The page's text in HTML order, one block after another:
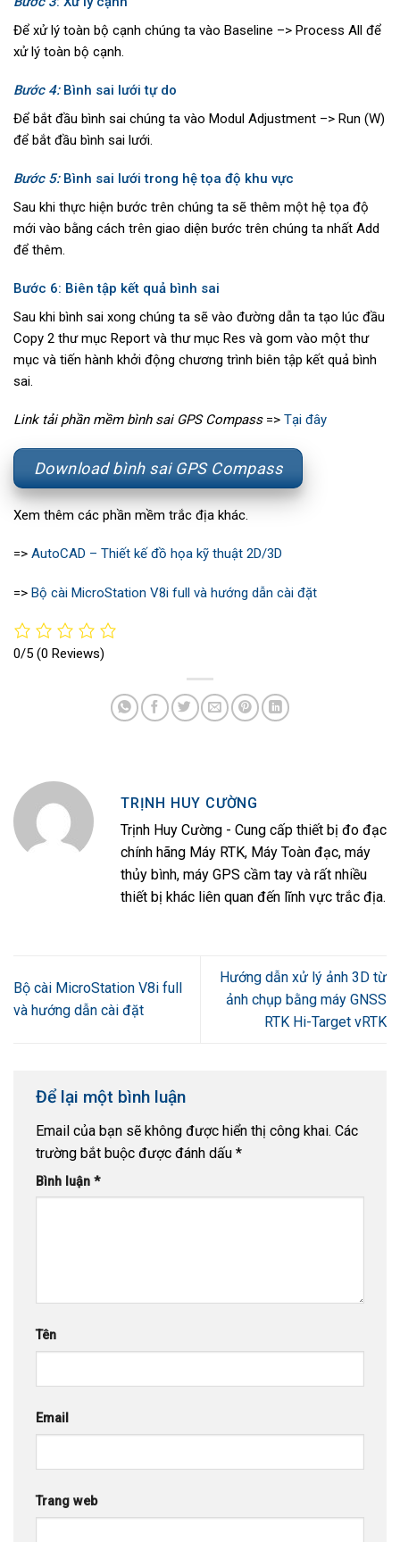
Để xử lý toàn bộ cạnh chúng ta vào Baseline –> Process All để
xử lý toàn bộ cạnh.
Bước 4:Bình sai lưới tự do
Để bắt đầu bình sai chúng ta vào Modul Adjustment –> Run (W)
để bắt đầu bình sai lưới.
Bước 5:Bình sai lưới trong hệ tọa độ khu vực
Sau khi thực hiện bước trên chúng ta sẽ thêm một hệ tọa độ
mới vào bằng cách trên giao diện bước trên chúng ta nhất Add
để thêm.
Bước 6: Biên tập kết quả bình sai
Sau khi bình sai xong chúng ta sẽ vào đường dẫn ta tạo lúc đầu
Copy 2 thư mục Report và thư mục Res và gom vào một thư
mục và tiến hành khởi động chương trình biên tập kết quả bình
sai.
Link tải phần mềm bình sai GPS Compass => Tại đây
Download bình sai GPS Compass
Xem thêm các phần mềm trắc địa khác.
=> AutoCAD – Thiết kế đồ họa kỹ thuật 2D/3D
=> Bộ cài MicroStation V8i full và hướng dẫn cài đặt
0/5 (0 Reviews)
TRỊNH HUY CƯỜNG
Trịnh Huy Cường - Cung cấp thiết bị đo đạc
chính hãng Máy RTK, Máy Toàn đạc, máy
thủy bình, máy GPS cầm tay và rất nhiều
thiết bị khác liên quan đến lĩnh vực trắc địa.
Bộ cài MicroStation V8i full
và hướng dẫn cài đặt
Hướng dẫn xử lý ảnh 3D từ
ảnh chụp bằng máy GNSS
RTK Hi-Target vRTK
Để lại một bình luận
Email của bạn sẽ không được hiển thị công khai. Các
trường bắt buộc được đánh dấu *
Bình luận *
Tên
Email
Trang web